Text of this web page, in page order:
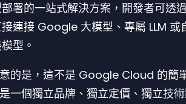
署的一站式解決方案，開發者可透
連接 Google 大模型、專屬 LLM 或
型。
的是，這不是 Google Cloud 的簡
一個獨立品牌、獨立定價、獨立技